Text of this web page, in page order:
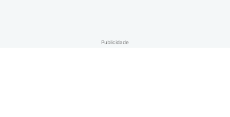
Publicidade